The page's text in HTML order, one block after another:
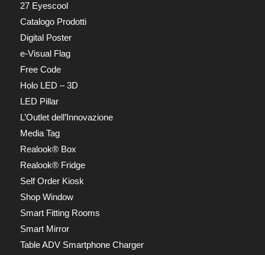
27 Eyescool
Catalogo Prodotti
Digital Poster
e-Visual Flag
Free Code
Holo LED – 3D
LED Pillar
L’Outlet dell’Innovazione
Media Tag
Realook® Box
Realook® Fridge
Self Order Kiosk
Shop Window
Smart Fitting Rooms
Smart Mirror
Table ADV Smartphone Charger